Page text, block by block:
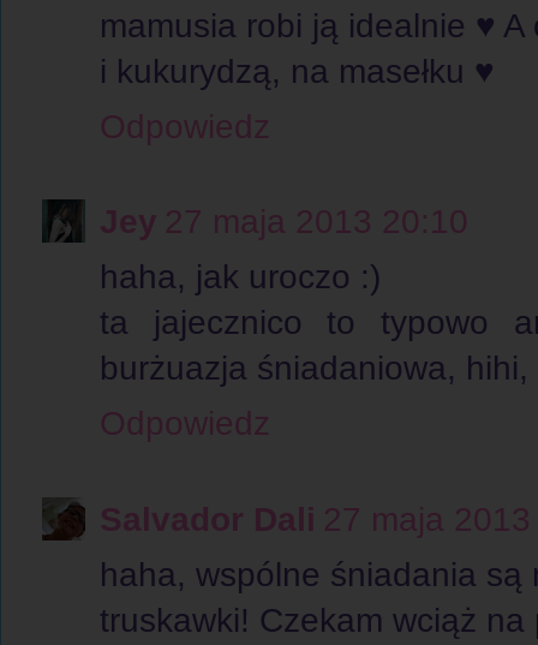
mamusia robi ją idealnie ♥
i kukurydzą, na masełku ♥
Odpowiedz
Jey 27 maja 2013 20:10
haha, jak uroczo :)
ta jajecznico to typowo
burżuazja śniadaniowa,
Odpowiedz
Salvador Dali 27 maja
haha, wspólne śniadania są
truskawki! Czekam wciąż